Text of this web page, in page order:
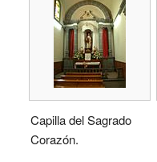
Capilla del Sagrado
Corazón.